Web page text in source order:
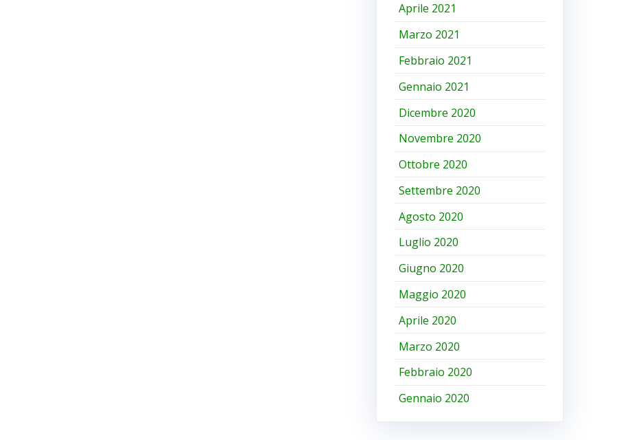
Aprile 2021
Marzo 2021
Febbraio 2021
Gennaio 2021
Dicembre 2020
Novembre 2020
Ottobre 2020
Settembre 2020
Agosto 2020
Luglio 2020
Giugno 2020
Maggio 2020
Aprile 2020
Marzo 2020
Febbraio 2020
Gennaio 2020